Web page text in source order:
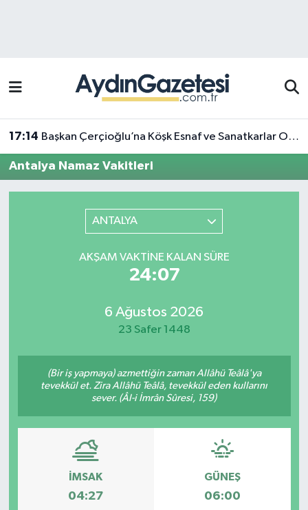
17:14 Başkan Çerçioğlu’na Köşk Esnaf ve Sanatkarlar Odası’ndan ziyaret
Antalya Namaz Vakitleri
ANTALYA
AKŞAM VAKTINE KALAN SÜRE
24:07
6 Ağustos 2026
23 Safer 1448
(Bir iş yapmaya) azmettiğin zaman Allâhü Teâlâ'ya
tevekkül et. Zira Allâhü Teâlâ, tevekkül eden kullarını
sever. (Âl-i İmrân Sûresi, 159)
İMSAK
04:27
GÜNEŞ
06:00
Efeler Trafik Yoğunluk Haritası
Süper Lig Puan Durumu ve Fikstür
Tüm Manşetler
Son Dakika Haberleri
Haber Arşivi